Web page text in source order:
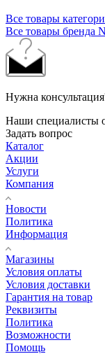
Все товары
Все товары бренда
Нужна
Наши специалисты
Задать вопрос
Каталог
Акции
Услуги
Компания
Новости
Политика
Информация
Магазины
Условия оплаты
Условия доставки
Гарантия на товар
Реквизиты
Политика
Возможности
Помощь